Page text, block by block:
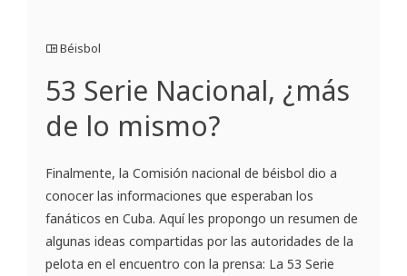
Béisbol
53 Serie Nacional, ¿más
de lo mismo?
Finalmente, la Comisión nacional de béisbol dio a
conocer las informaciones que esperaban los
fanáticos en Cuba. Aquí les propongo un resumen de
algunas ideas compartidas por las autoridades de la
pelota en el encuentro con la prensa: La 53 Serie